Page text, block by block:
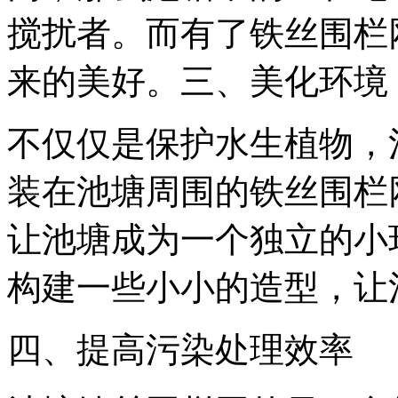
搅扰者。而有了铁丝围
来的美好。 三、美化环境
不仅仅是保护水生植物
装在池塘周围的铁丝围
让池塘成为一个独立的
构建一些小小的造型，
四、提高污染处理效率